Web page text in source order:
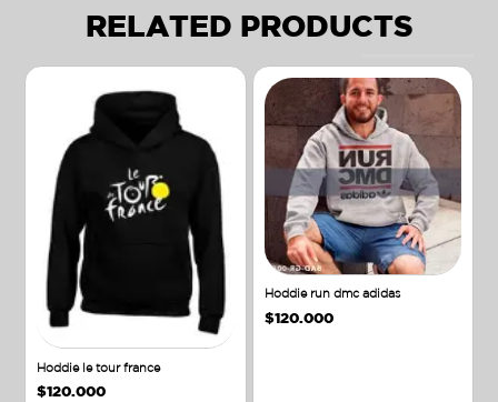
RELATED PRODUCTS
Hoddie le tour france
$120.000
Hoddie run dmc adidas
$120.000